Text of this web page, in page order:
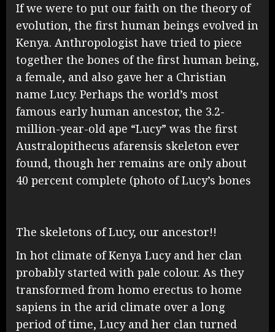
If we were to put our faith on the theory of
evolution, the first human beings evolved in
Kenya. Anthropologist have tried to piece
together the bones of the first human being,
a female, and also gave her a Christian
name Lucy. Perhaps the world’s most
famous early human ancestor, the 3.2-
million-year-old ape “Lucy” was the first
Australopithecus afarensis skeleton ever
found, though her remains are only about
40 percent complete (photo of Lucy’s bones
The skeletons of Lucy, our ancestor!!
In hot climate of Kenya Lucy and her clan
probably started with pale colour. As they
transformed from homo erectus to home
sapiens in the arid climate over a long
period of time, Lucy and her clan turned